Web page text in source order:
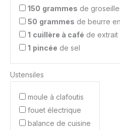
150 grammes de
50 grammes de beurre
1 cuillère à café de extrait
1 pincée de sel
Ustensiles
moule à clafoutis
fouet électrique
balance de cuisine